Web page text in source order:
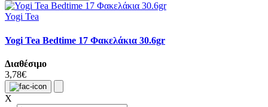
Yogi Tea
Yogi Tea Bedtime 17 Φακελάκια 30.6gr
Διαθέσιμο
3,78€
X